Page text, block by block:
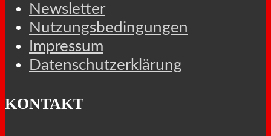
Newsletter
Nutzungsbedingungen
Impressum
Datenschutzerklärung
KONTAKT